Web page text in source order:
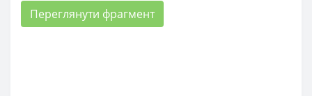
Переглянути фрагмент